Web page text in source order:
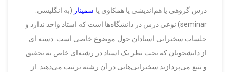
درس گروهی یا هم‌اندیشی یا همکاوی یا سمینار (به انگلیسی:
seminar) نوعی درس در دانشگاه‌ها است که استاد واحد ندارد و
جلسات سخنرانی استادان حول موضوع خاصی است. دسته ای
از دانشجویان که تحت نظر یک استاد در رشته‌ای خاص به تحقیق
و تتبع می‌پردازند سخنرانی‌هایی در آن رشته ترتیب می‌دهند. از